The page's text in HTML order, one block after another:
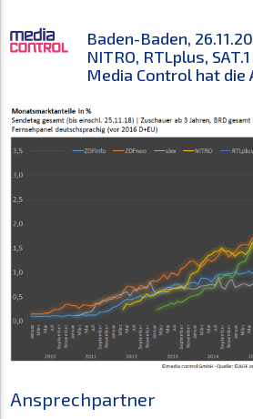
Baden-Baden,
NITRO, RTLplus,
Media Control hat die
Ansprechpartner